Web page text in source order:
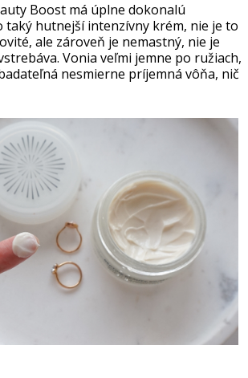
Boost má úplne dokonalú
taký hutnejší intenzívny krém, nie je to
ale zároveň je nemastný, nie je
Vonia veľmi jemne po ružiach,
nesmierne príjemná vôňa, nič